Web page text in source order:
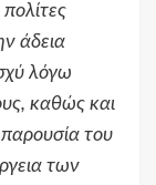
άδεια
λόγω
καθώς και
του
των